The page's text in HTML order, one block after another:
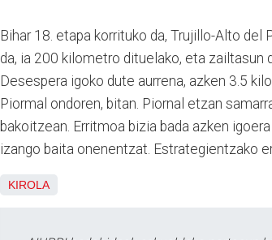
Bihar 18. etapa korrituko da, Trujillo-Alto del
da, ia 200 kilometro dituelako, eta zailtasun
Desespera igoko dute aurrena, azken 3.5
Piormal ondoren, bitan. Piornal etzan
bakoitzean. Erritmoa bizia bada azken
izango baita onenentzat. Estrategientzako
KIROLA